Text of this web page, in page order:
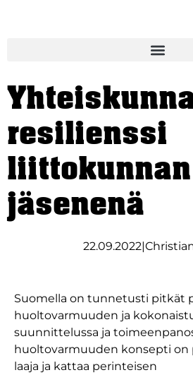
resilienssi
liittokunnan
jäsenenä
22.09.2022|
Suomella on tunnetusti pitkät
huoltovarmuuden ja
suunnittelussa ja
huoltovarmuuden konsepti on
laaja ja kattaa perinteisen